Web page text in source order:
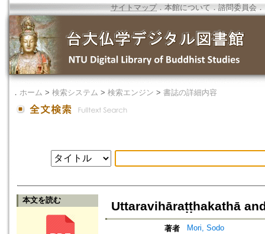
サイトマップ．本館について ． 諮問委員会 ．
． ホーム > 検索システム > 検索エンジン > 書誌の詳細内容
本文を読む Uttaravihāraṭṭhakathā
著者 Mori, Sodo